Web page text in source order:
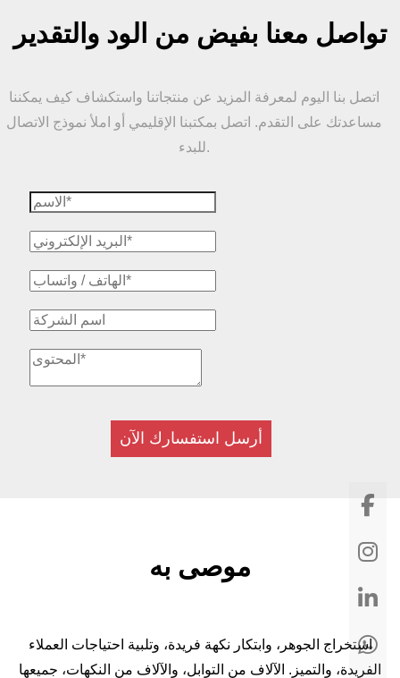
تواصل معنا بفيض من الود والتقدير
اتصل بنا اليوم لمعرفة المزيد عن منتجاتنا واستكشاف كيف يمكننا
مساعدتك على التقدم. اتصل بمكتبنا الإقليمي أو املأ نموذج الاتصال
للبدء.
أرسل استفسارك الآن
موصى به
استخراج الجوهر، وابتكار نكهة فريدة، وتلبية احتياجات العملاء
الفريدة، والتميز. الآلاف من التوابل، والآلاف من النكهات، جميعها